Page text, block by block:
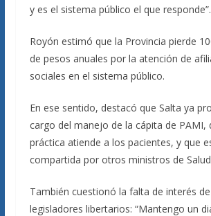
y es el sistema público el que responde”.
Royón estimó que la Provincia pierde
de pesos anuales por la atención de
sociales en el sistema público.
En ese sentido, destacó que Salta ya
cargo del manejo de la cápita de PAMI,
práctica atiende a los pacientes, y que
compartida por otros ministros de
También cuestionó la falta de interés
legisladores libertarios: “Mantengo un